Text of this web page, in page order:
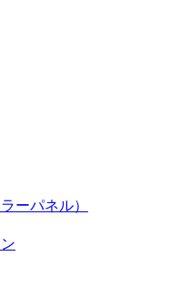
ーパネル）